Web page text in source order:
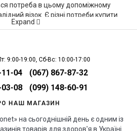
потреба в цьому допоміжному
візок. Є різні потреби купити
Це і короткочасна втрата
за об'ємом, призначенням,
Ключове завдання кожного
- гарантувати людині
автономно або ж за підтримки
Наразі є кілька категорій виробів
Expand
9:00-19:00, Сб-Вс: 10:00-17:00
04
(067) 867-87-32
08
(099) 148-60-91
НАШ МАГАЗИН
на сьогоднішній день є одним із
товарів для здоров'я в Україні.